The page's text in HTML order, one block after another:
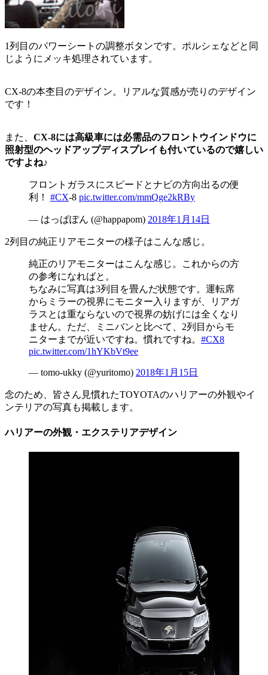
1列目のパワーシートの調整ボタンです。ポルシェなどと同
じようにメッキ処理されています。
CX-8の本杢目のデザイン。リアルな質感が売りのデザイン
です！
また、 CX-8には高級車には必需品のフロントウインドウに
照射型のヘッドアップディスプレイも付いているので嬉しい
ですよね♪
フロントガラスにスピードとナビの方向出るの便
利！ #CX-8 pic.twitter.com/mmQge2kRBy
— はっぱぽん (@happapom) 2018年1月14日
2列目の純正リアモニターの様子はこんな感じ。
純正のリアモニターはこんな感じ。これからの方
の参考になればと。
ちなみに写真は3列目を畳んだ状態です。運転席
からミラーの視界にモニター入りますが、リアガ
ラスとは重ならないので視界の妨げには全くなり
ません。ただ、ミニバンと比べて、2列目からモ
ニターまでが近いですね。慣れですね。 #CX8
pic.twitter.com/1hYKbVt9ee
— tomo-ukky (@yuritomo) 2018年1月15日
念のため、皆さん見慣れたTOYOTAのハリアーの外観やイ
ンテリアの写真も掲載します。
ハリアーの外観・エクステリアデザイン